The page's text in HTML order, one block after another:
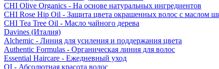
CHI Olive Organics - На основе натуральных ингредиентов
CHI Rose Hip Oil - Защита цвета окрашенных волос с маслом
CHI Tea Tree Oil - Масло чайного дерева
Davines (Италия)
Alchemic - Линия для усиления и поддержания цвета
Authentic Formulas - Органическая линия для волос
Essential Haircare - Eжедневный уход
OI - Абсолютная красота волос